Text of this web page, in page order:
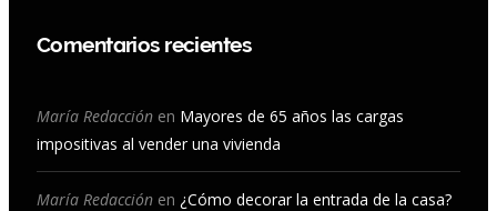
b
o
o
a
g
r
u
b
e
e
I
Comentarios recientes
María Redacción en Mayores de 65 años las cargas
impositivas al vender una vivienda
María Redacción en ¿Cómo decorar la entrada de la casa?